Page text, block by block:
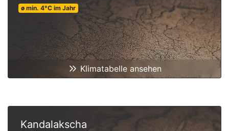
ø min. 4°C im Jahr
Klimatabelle ansehen
Kandalakscha